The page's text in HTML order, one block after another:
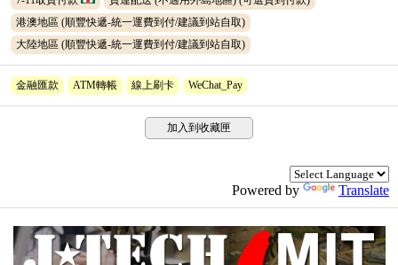
港澳地區 (順豐快遞-統一運費到付/建議到站自取)
大陸地區 (順豐快遞-統一運費到付/建議到站自取)
金融匯款 ATM轉帳 線上刷卡 WeChat_Pay
加入到收藏匣
Powered by Translate